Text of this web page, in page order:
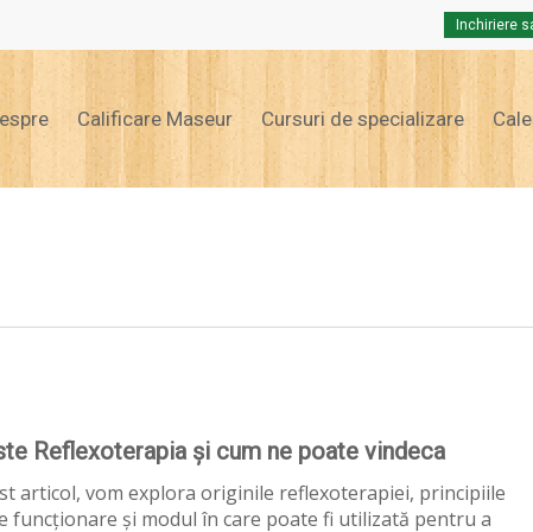
Inchiriere
Calificare Maseur Cursuri de specializare
Cart
Reflexoterapia și cum ne poate vindeca
articol, vom explora originile reflexoterapiei, principiile
funcționare și modul în care poate fi utilizată pentru a